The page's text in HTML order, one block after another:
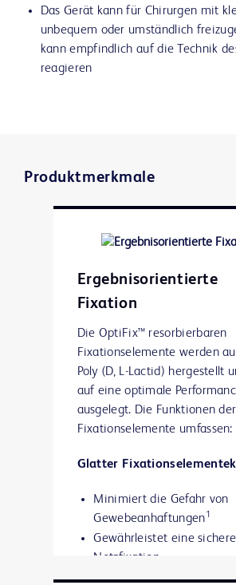
Das Gerät kann für Chirurgen mit
unbequem oder umständlich
kann empfindlich auf die Technik
reagieren
Produktmerkmale
Ergebnisorientierte
Fixation
Die OptiFix™ resorbierbaren
Fixationselemente werden
Poly (D, L-Lactid) hergestellt
auf eine optimale
ausgelegt. Die Funktionen der
Fixationselemente umfassen:
Glatter
Minimiert die Gefahr von
Gewebeanhaftungen1
Gewährleistet eine sichere
Netzfixation
Hohlkerndesign